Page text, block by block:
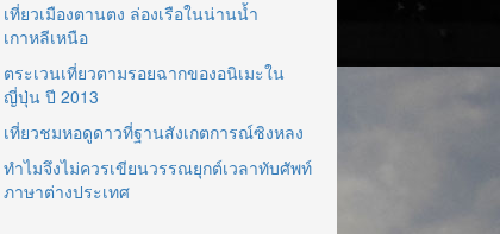
เที่ยวเมืองตานตง ล่องเรือในน่านน้ำ
เกาหลีเหนือ
ตระเวนเที่ยวตามรอยฉากของอนิเมะใน
ญี่ปุ่น ปี 2013
เที่ยวชมหอดูดาวที่ฐานสังเกตการณ์ซิงหลง
ทำไมจึงไม่ควรเขียนวรรณยุกต์เวลาทับศัพท์
ภาษาต่างประเทศ